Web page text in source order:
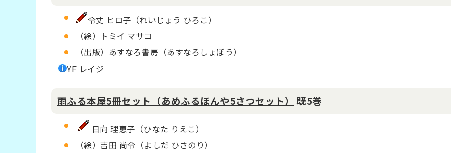
令丈 ヒロ子（れいじょう ひろこ）
（絵）
トミイ マサコ
（出版）あすなろ書房（あすなろしょぼう）
YF レイジ
雨ふる本屋5冊セット（あめふるほんや5さつセット） 既5巻
日向 理恵子（ひなた りえこ）
（絵）吉田 尚令（よしだ ひさのり）